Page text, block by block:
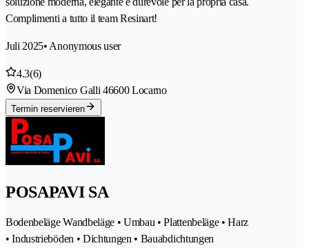
Complimenti a tutto il team Resinart!
Juli 2025• Anonymous user
4.3(6)
Via Domenico Galli 46600 Locarno
Termin reservieren
POSAPAVI SA
Bodenbeläge Wandbeläge • Umbau • Plattenbeläge • Harz
• Industrieböden • Dichtungen • Bauabdichtungen